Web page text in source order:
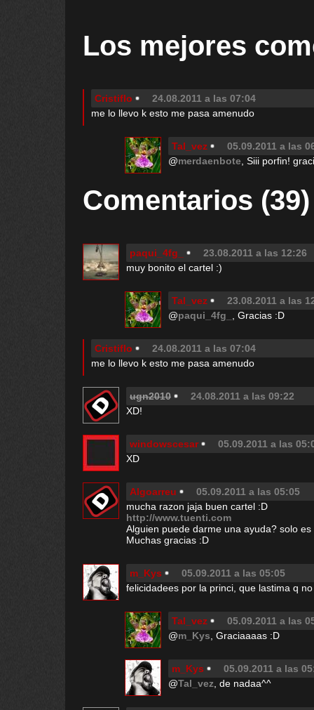
Los mejores
Cristiflo
24.08.2011 a las 07:04
me lo llevo k esto me pasa amenudo
Tal_vez
05.09.2011 a las
@merdaenbote , Siii porfin!
Comentarios (39)
paqui_4fg_
23.08.2011 a las 12:26
muy bonito el cartel :)
Tal_vez
23.08.2011 a las
@paqui_4fg_ , Gracias :D
Cristiflo
24.08.2011 a las 07:04
me lo llevo k esto me pasa amenudo
ugn2010
24.08.2011 a las 09:22
XD!
windowscesar
05.09.2011 a las
XD
Algoarreu
05.09.2011 a las 05:05
mucha razon jaja buen cartel :D
http://www.tuenti.com
Alguien puede darme una ayuda? solo
Muchas gracias :D
m_Kys
05.09.2011 a las 05:05
felicidadees por la princi, que lastima q
Tal_vez
05.09.2011 a las
@m_Kys , Graciaaaas :D
m_Kys
05.09.2011 a las
@Tal_vez , de nadaa^^